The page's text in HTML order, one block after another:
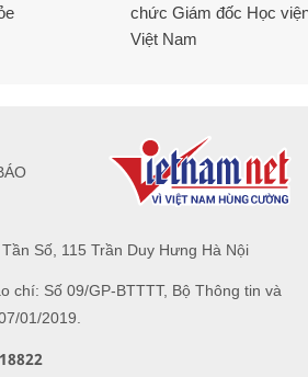
chức Giám đốc Học
Việt Nam
Số, 115 Trần Duy Hưng Hà Nội
chí: Số 09/GP-BTTTT, Bộ Thông tin và
01/2019.